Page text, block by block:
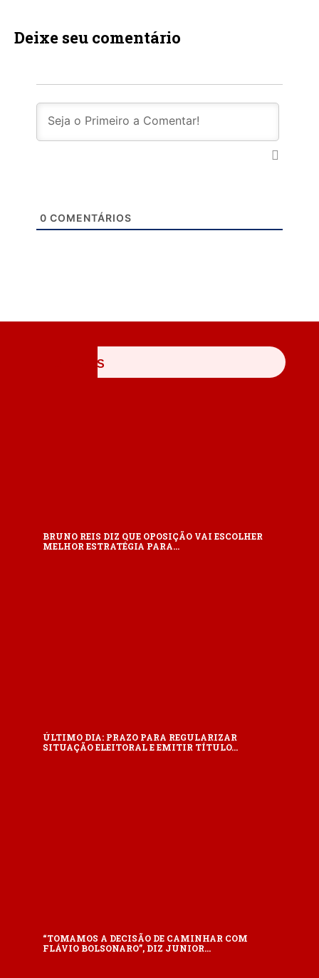
Deixe seu comentário
0 COMENTÁRIOS
ÚLTIMAS
BRUNO REIS DIZ QUE OPOSIÇÃO VAI ESCOLHER
MELHOR ESTRATÉGIA PARA…
ÚLTIMO DIA: PRAZO PARA REGULARIZAR
SITUAÇÃO ELEITORAL E EMITIR TÍTULO…
“TOMAMOS A DECISÃO DE CAMINHAR COM
FLÁVIO BOLSONARO”, DIZ JUNIOR…